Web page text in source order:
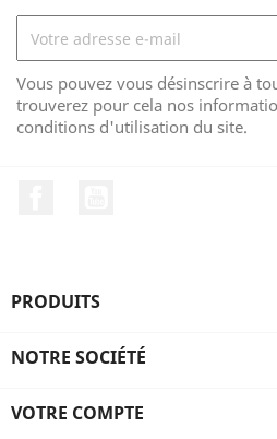
Vous pouvez vous désinscrire à
trouverez pour cela nos
conditions d'utilisation du site.
PRODUITS
NOTRE SOCIÉTÉ
VOTRE COMPTE